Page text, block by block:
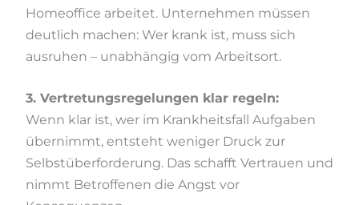
Homeoffice arbeitet. Unternehmen müssen
deutlich machen: Wer krank ist, muss sich
ausruhen – unabhängig vom Arbeitsort.
3. Vertretungsregelungen klar regeln:
Wenn klar ist, wer im Krankheitsfall Aufgaben
übernimmt, entsteht weniger Druck zur
Selbstüberforderung. Das schafft Vertrauen und
nimmt Betroffenen die Angst vor